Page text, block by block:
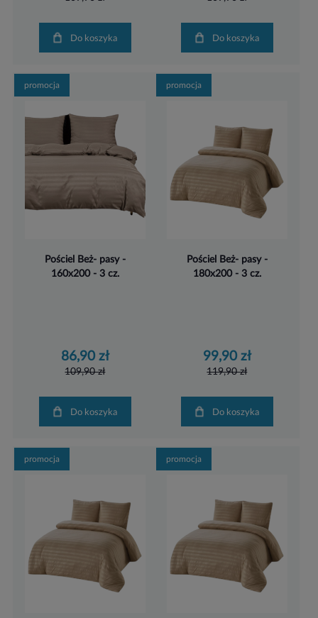
Do koszyka Do koszyka
Pościel Beż- pasy -
160x200 - 3 cz.
86,90 zł
109,90 zł
Do koszyka
promocja
Pościel Beż- pasy -
180x200 - 3 cz.
99,90 zł
119,90 zł
Do koszyka
promocja
promocja promocja